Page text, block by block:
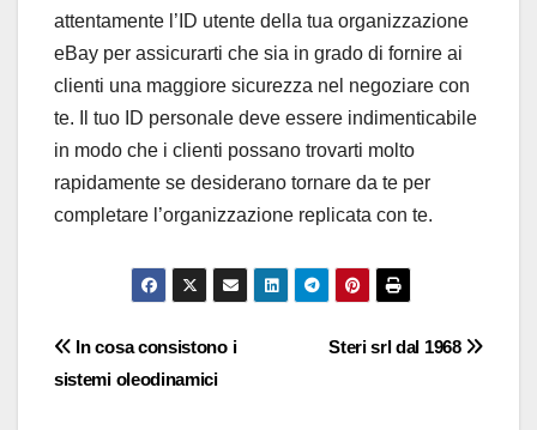
attentamente l’ID utente della tua organizzazione
eBay per assicurarti che sia in grado di fornire ai
clienti una maggiore sicurezza nel negoziare con
te. Il tuo ID personale deve essere indimenticabile
in modo che i clienti possano trovarti molto
rapidamente se desiderano tornare da te per
completare l’organizzazione replicata con te.
Navigazione
Steri srl dal 1968
In cosa consistono i
sistemi oleodinamici